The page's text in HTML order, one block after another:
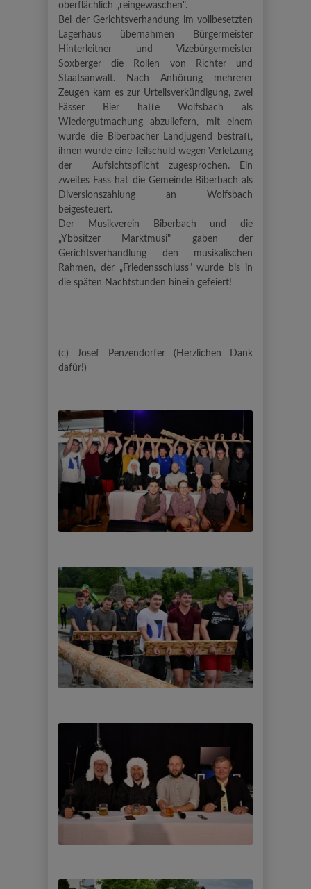
oberflächlich „reingewaschen".
Bei der Gerichtsverhandung im vollbesetzten
Lagerhaus übernahmen Bürgermeister
Hinterleitner und Vizebürgermeister
Soxberger die Rollen von Richter und
Staatsanwalt. Nach Anhörung mehrerer
Zeugen kam es zur Urteilsverkündigung, zwei
Fässer Bier hatte Wolfsbach als
Wiedergutmachung abzuliefern, mit einem
wurde die Biberbacher Landjugend bestraft,
ihnen wurde eine Teilschuld wegen Verletzung
der Aufsichtspflicht zugesprochen. Ein
zweites Fass hat die Gemeinde Biberbach als
Diversionszahlung an Wolfsbach
beigesteuert.
Der Musikverein Biberbach und die
„Ybbsitzer Marktmusi" gaben der
Gerichtsverhandlung den musikalischen
Rahmen, der „Friedensschluss" wurde bis in
die späten Nachtstunden hinein gefeiert!
(c) Josef Penzendorfer (Herzlichen Dank
dafür!)